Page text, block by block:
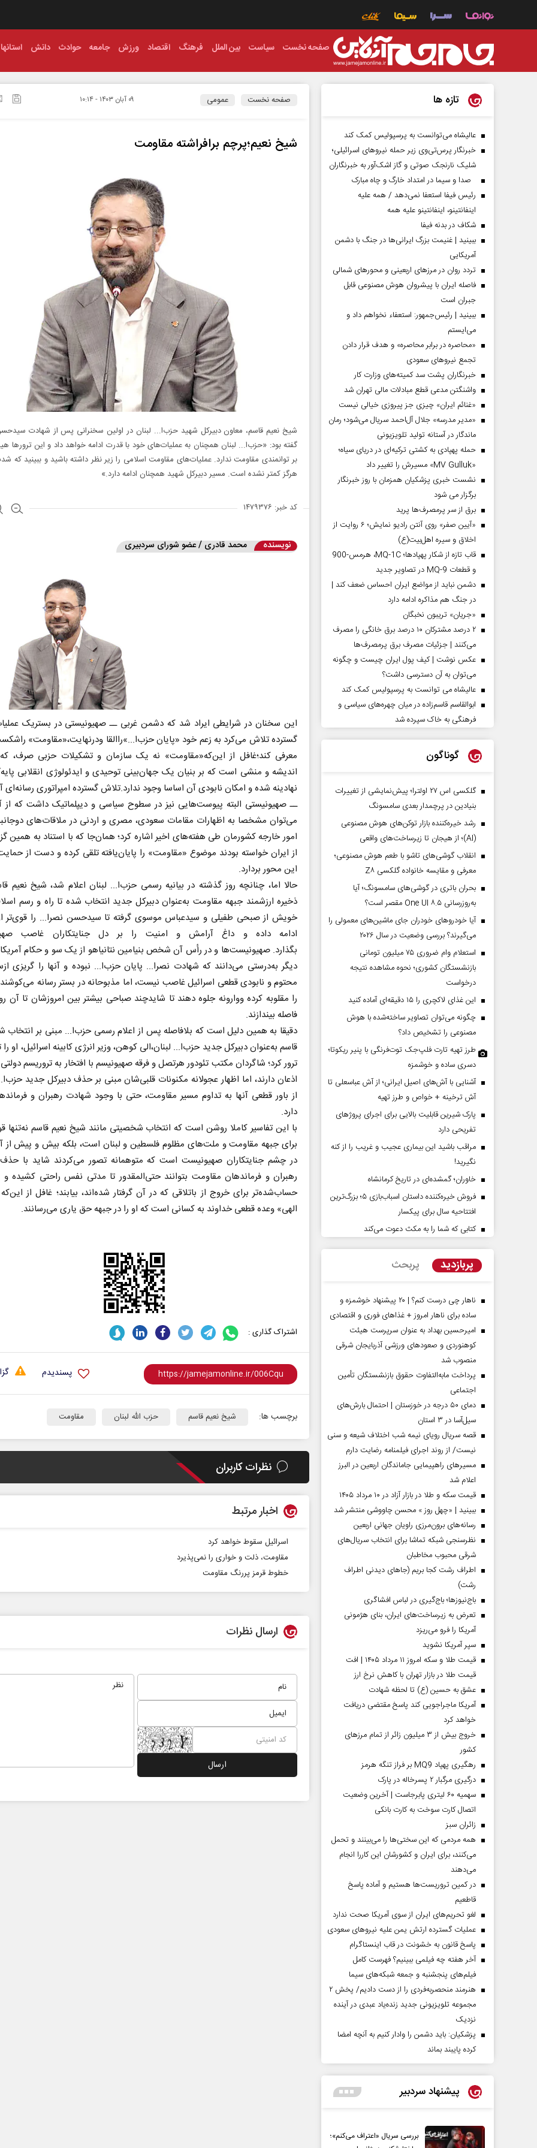
صفحه نخست سیاست بین الملل فرهنگ اقتصاد ورزش جامعه حوادث دانش استانها
صفحه نخست عمومی ۰۹ آبان ۱۴۰۳ - ۱۰:۱۴
شیخ نعیم؛پرچم برافراشته‌ مقاومت
شیخ نعیم قاسم، معاون دبیرکل شهید حزب‌ا... لبنان در اولین سخنرانی پس از شهادت
گفته بود: «حزب‌ا... لبنان همچنان به عملیات‌های خود با قدرت ادامه خواهد داد و این ترورها
بر توانمندی مقاومت ندارد. عملیات‌های مقاومت اسلامی را زیر نظر داشته باشید و ببینید که
هرگز کمتر نشده است. مسیر دبیرکل شهید همچنان ادامه دارد.»
کد خبر: ۱۴۷۹۳۷۶
نویسنده محمد قادری / عضو شورای سردبیری
این سخنان در شرایطی ایراد شد که دشمن غربی ــ صهیونیستی در بستریک
گسترده تلاش می‌کرد به زعم خود «پایان حزب‌ا...»راالقا ودرنهایت،«مقاومت»
معرفی کند؛غافل از این‌که«مقاومت» نه یک سازمان و تشکیلات حزبی صرف، که
اندیشه و منشی است که بر بنیان یک جهان‌بینی توحیدی و ایدئولوژی انقلابی
نهادینه شده و امکان نابودی آن اساسا وجود ندارد.تلاش گسترده امپراتوری رسانه‌ای
ــ صهیونیستی البته پیوست‌هایی نیز در سطوح سیاسی و دیپلماتیک داشت که از
می‌توان مشخصا به اظهارات مقامات سعودی، مصری و اردنی در ملاقات‌های
امور خارجه کشورمان طی هفته‌های اخیر اشاره کرد؛ همان‌جا که با استناد به همین
از ایران خواسته بودند موضوع «مقاومت» را پایان‌یافته تلقی کرده و دست از
این محور بردارد.
حالا اما‌، چنانچه روز گذشته در بیانیه رسمی حزب‌ا... لبنان اعلام شد، شیخ نعیم
ذخیره ارزشمند جبهه مقاومت به‌عنوان دبیرکل جدید انتخاب شده تا راه و رسم
خویش از صبحی طفیلی و سیدعباس موسوی گرفته تا سیدحسن نصرا... را قوی‌تر
ادامه داده و داغ آرامش و امنیت را بر دل جنایتکاران غاصب
بگذارد. صهیونیست‌ها و در رأس آن شخص بنیامین نتانیاهو از یک ‌سو و حکام
دیگر به‌درستی می‌دانند که شهادت نصرا... پایان حزب‌ا... نبوده و آنها را گریزی
محتوم و نابودی قطعی اسرائیل غاصب نیست، اما مذبوحانه در بستر رسانه
را مقلوبه کرده ووارونه جلوه دهند تا شایدچند صباحی بیشتر بین امروزشان تا آن
فاصله بیندازند.
دقیقا به همین دلیل است که بلافاصله پس از اعلام رسمی حزب‌ا... مبنی بر انتخاب
قاسم به‌عنوان دبیرکل جدید حزب‌ا... لبنان،الی کوهن، وزیر انرژی کابینه اسرائیل، او را
ترور کرد؛ شاگردان مکتب تئودور هرتصل و فرقه صهیونیسم با افتخار به تروریسم
اذعان دارند، اما اظهار عجولانه مکنونات قلبی‌شان مبنی بر حذف دبیرکل جدید
از باور قطعی آنها به تداوم مسیر مقاومت، حتی با وجود شهادت رهبران و
دارد.
با این تفاسیر کاملا روشن است که انتخاب شخصیتی مانند شیخ نعیم قاسم نه‌تنها
برای جبهه مقاومت و ملت‌های مظلوم فلسطین و لبنان است، بلکه بیش و پیش از
در چشم جنایتکاران صهیونیست است که متوهمانه تصور می‌کردند شاید با
رهبران و فرماندهان مقاومت بتوانند حتی‌المقدور تا مدتی نفس راحتی کشیده و
حساب‌شده‌تر برای خروج از باتلاقی که در آن گرفتار شده‌اند، بیابند؛ غافل از
الهی» وعده قطعی خداوند به کسانی است که او را در جبهه حق یاری می‌رسانند.
اشتراک گذاری :
پسندیدم
برچسب ها: شیخ نعیم قاسم حزب الله لبنان مقاومت
نظرات کاربران
اخبار مرتبط
اسرائیل سقوط خواهد کرد
مقاومت، ذلت و خواری را نمی‌پذیرد
خطوط قرمز پررنگ مقاومت
ارسال نظرات
تازه ها
عالیشاه می‌توانست به پرسپولیس کمک کند
خبرنگار پرس‌تی‌وی زیر حمله نیروهای اسرائیلی؛
شلیک نارنجک صوتی و گاز اشک‌آور به خبرنگاران
صدا و سیما در امتداد خارگ و چاه مبارک
رئیس فیفا استعفا نمی‌دهد / همه علیه
اینفانتینو، اینفانتینو علیه همه
شکاف در بدنه فیفا
ببینید | غنیمت بزرگ ایرانی‌ها در جنگ با دشمن
آمریکایی
تردد روان در مرزهای اربعینی و محورهای شمالی
فاصله ایران با پیشرو‌ان هوش مصنوعی قابل
جبران است
ببینید | رئیس‌جمهور: استعفاء نخواهم داد و
می‌ایستم
«محاصره در برابر محاصره» و هدف قرار دادن
تجمع نیروهای سعودی
خبرنگاران پشت سد کمیته‌های وزارت کار
واشنگتن مدعی قطع مبادلات مالی تهران شد
«غنائم ایران» چیزی جز پیروزی خیالی نیست
«مدیر مدرسه» جلال آل‌احمد سریال می‌شود؛ رمان
ماندگار در آستانه تولید تلویزیونی
حمله پهپادی به کشتی ترکیه‌ای در دریای سیاه؛
«MV Gulluk» مسیرش را تغییر داد
نشست خبری پزشکیان همزمان با روز خبرنگار
برگزار می شود
برق از سر پرمصرف‌ها پرید
«آیین صفر» روی آنتن رادیو نمایش؛ ۶ روایت از
اخلاق و سیره اهل‌بیت(ع)
قاب تازه از شکار پهپادها؛ MQ-1C، هرمس-900
و قطعات MQ-9 در تصاویر جدید
دشمن نباید از مواضع ایران احساس ضعف کند |
در جنگ هم مذاکره ادامه دارد
«جریان» تریبون نخبگان
۲ درصد مشترکان ۱۰ درصد برق خانگی را مصرف
می‌کنند | جزئیات مصرف برق پرمصرف‌ها
عکس نوشت | کیف پول ایران چیست و چگونه
می‌توان به آن دسترسی داشت؟
عالیشاه می توانست به پرسپولیس کمک کند
ابوالقاسم قاسم‌زاده در میان چهره‌های سیاسی و
فرهنگی به خاک سپرده شد
گوناگون
گلکسی اس ۲۷ اولترا؛ پیش‌نمایشی از تغییرات
بنیادین در پرچمدار بعدی سامسونگ
رشد خیره‌کننده بازار توکن‌های هوش مصنوعی
(AI)؛ از هیجان تا زیرساخت‌های واقعی
انقلاب گوشی‌های تاشو‌ با طعم هوش مصنوعی؛
معرفی و مقایسه خانواده گلکسی Z۸
بحران باتری در گوشی‌های سامسونگ؛ آیا
به‌روزرسانی One UI ۸.۵ مقصر است؟
آیا خودروهای خودران جای ماشین‌های معمولی را
می‌گیرند؟ بررسی وضعیت در سال ۲۰۲۶
استعلام وام ضروری ۷۵ میلیون تومانی
بازنشستگان کشوری؛ نحوه مشاهده نتیجه
درخواست
این غذای لاکچری را ۱۵ دقیقه‌ای آماده کنید
چگونه می‌توان تصاویر ساخته‌شده با هوش
مصنوعی را تشخیص داد؟
طرز تهیه تارت فلپ‌جک توت‌فرنگی با پنیر ریکوتا؛
دسری ساده و خوشمزه
آشنایی با آش‌های اصیل ایرانی؛ از آش عباسعلی تا
آش ترخینه + خواص و طرز تهیه
پارک شیرین قابلیت‌ بالایی برای اجرای پروژهای
تفریحی دارد
مراقب باشید این بیماری عجیب و غریب را از کنه
نگیرید!
خاوران؛ گمشده‌ای در تاریخ کرمانشاه
فروش خیره‌کننده داستان اسباب‌بازی ۵؛ بزرگ‌ترین
افتتاحیه سال برای پیکسار
کتابی که شما را به مکث دعوت می‌کند
پربازدید پربحث
ناهار چی درست کنم؟ | ۲۰ پیشنهاد خوشمزه و
ساده برای ناهار امروز + غذاهای فوری و اقتصادی
امیرحسین بهداد به عنوان سرپرست هیئت
کوهنوردی و صعودهای ورزشی آذربایجان شرقی
منصوب شد
پرداخت مابه‌التفاوت حقوق بازنشستگان تأمین
اجتماعی
دمای ۵۰ درجه در خوزستان | احتمال بارش‌های
سیل‌آسا در ۳ استان
قصه سریال رویای نیمه شب اختلاف شیعه و سنی
نیست/ از روند اجرای فیلمنامه رضایت دارم
مسیر‌های راهپیمایی جاماندگان اربعین در البرز
اعلام شد
قیمت سکه و طلا در بازار آزاد در ۱۰ مرداد ۱۴۰۵
ببینید | «چهل روز » محسن چاووشی منتشر شد
رسانه‌های برون‌مرزی راویان جهانی اربعین
نظرسنجی شبکه تماشا برای انتخاب سریال‌های
شرقی محبوب مخاطبان
اطراف رشت کجا بریم (جاهای دیدنی اطراف
رشت)
باج‌نیوزها؛ باج‌گیری در لباس افشاگری
تعرض به زیرساخت‌های ایران، بنای هژمونی
آمریکا را فرو می‌ریزد
سپر آمریکا نشوید
قیمت طلا و سکه امروز ۱۱ مرداد ۱۴۰۵ | افت
قیمت طلا در بازار تهران با کاهش نرخ ارز
عشق به حسین (ع) تا لحظه شهادت
آمریکا ماجراجویی کند پاسخ مقتضی دریافت
خواهد کرد
خروج بیش از ۳ میلیون زائر از تمام مرز‌های
کشور
رهگیری پهپاد MQ9 بر فراز تنگه هرمز
درگیری مرگبار ۲ پسرخاله در پارک
سهمیه ۶۰ لیتری پابرجاست | آخرین وضعیت
اتصال کارت سوخت به کارت بانکی
‌زائران سبز
همه مردمی که این سختی‌ها را می‌بینند و تحمل
می‌کنند، برای ایران و کشورشان این کاررا انجام
می‌دهند
در کمین تروریست‌ها هستیم و آماده پاسخ
قاطعیم
لغو تحریم‌های ایران از سوی آمریکا صحت ندارد
عملیات گسترده ارتش یمن علیه نیروهای سعودی
پاسخ قانون به خشونت در قاب اینستاگرام
آخر هفته چه فیلمی ببینیم؟ فهرست کامل
فیلم‌های پنجشنبه و جمعه شبکه‌های سیما
هنرمند منحصر‌به‌فردی را از دست دادیم/ پخش ۲
مجموعه تلویزیونی جدید زنده‌یاد عبدی در آینده
نزدیک
پزشکیان: باید دشمن را وادار کنیم به آنچه امضا
کرده پایبند بماند
پیشنهاد سردبیر
بررسی سریال «اعتراف می‌کنم»؛
روز روایتگران حقیقت
دکتر حسین قرایی - مدیر کل روابط عمومی
رسانه ملی
ادامه جنگ برای آمریکا یعنی
شکست مفتضحانه
خبرنگار، محور
رسانه
صفحات نخست‌روزنامه‌ها‌ی‌چهارشنبه‌۷‌مردادماه صفحات نخست روزنامه ها‌ی‌سه‌شنبه ۶ مردادماه
صفحات نخست روزنامه ها‌ی یکشنبه ۴